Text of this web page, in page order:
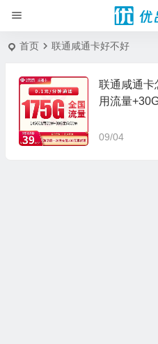
首页 联通咸通卡好不好
联通咸通卡
用流量
09/04